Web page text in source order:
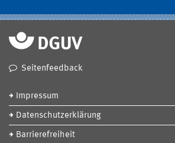
Seitenfeedback
Impressum
Datenschutzerklärung
Barrierefreiheit